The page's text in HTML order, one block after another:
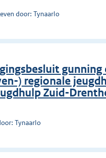
door: Tynaarlo
) regionale
Zuid-
Tynaarlo